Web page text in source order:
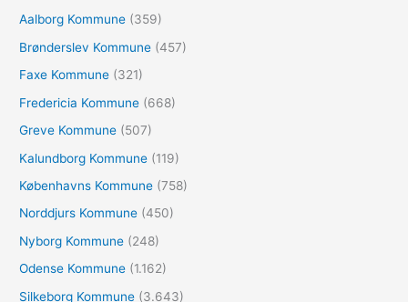
t
e
r
Aalborg Kommune (359)
Brønderslev Kommune (457)
Faxe Kommune (321)
Fredericia Kommune (668)
Greve Kommune (507)
Kalundborg Kommune (119)
Københavns Kommune (758)
Norddjurs Kommune (450)
Nyborg Kommune (248)
Odense Kommune (1.162)
Silkeborg Kommune (3.643)